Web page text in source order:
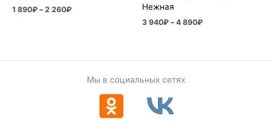
1 890₽ – 2 260₽
Нежная
3 940₽ – 4 890₽
Мы в социальных сетях